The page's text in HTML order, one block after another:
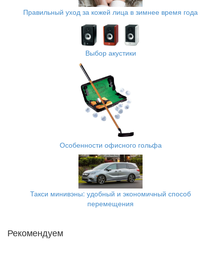
Правильный уход за кожей лица в зимнее время года
Выбор акустики
Особенности офисного гольфа
Такси минивэны: удобный и экономичный способ
перемещения
Рекомендуем